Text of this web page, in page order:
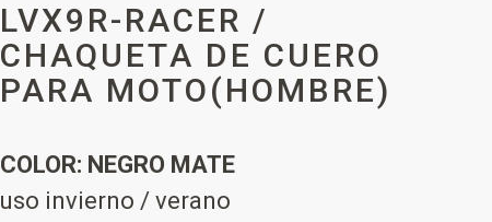
LVX9R-RACER /
CHAQUETA DE CUERO
PARA MOTO(HOMBRE)
COLOR: NEGRO MATE
uso invierno / verano